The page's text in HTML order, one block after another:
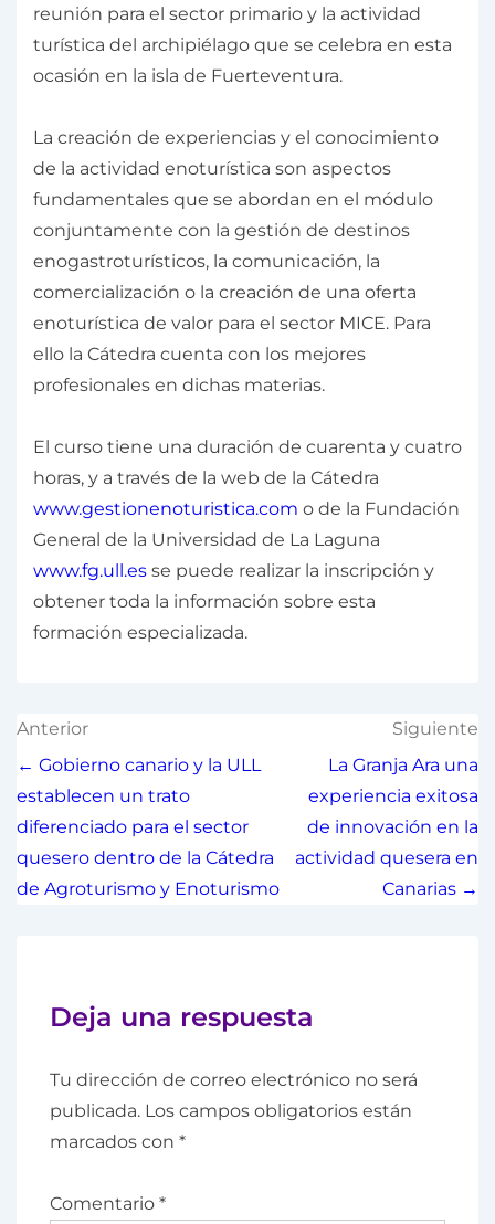
reunión para el sector primario y la actividad
turística del archipiélago que se celebra en esta
ocasión en la isla de Fuerteventura.
La creación de experiencias y el conocimiento
de la actividad enoturística son aspectos
fundamentales que se abordan en el módulo
conjuntamente con la gestión de destinos
enogastroturísticos, la comunicación, la
comercialización o la creación de una oferta
enoturística de valor para el sector MICE. Para
ello la Cátedra cuenta con los mejores
profesionales en dichas materias.
El curso tiene una duración de cuarenta y cuatro
horas, y a través de la web de la Cátedra
www.gestionenoturistica.com o de la Fundación
General de la Universidad de La Laguna
www.fg.ull.es se puede realizar la inscripción y
obtener toda la información sobre esta
formación especializada.
Anterior
← Gobierno canario y la ULL
establecen un trato
diferenciado para el sector
quesero dentro de la Cátedra
de Agroturismo y Enoturismo
Siguiente
La Granja Ara una
experiencia exitosa
de innovación en la
actividad quesera en
Canarias →
Deja una respuesta
Tu dirección de correo electrónico no será
publicada. Los campos obligatorios están
marcados con *
Comentario *